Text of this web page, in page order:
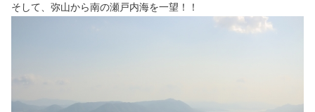
そして、弥山から南の瀬戸内海を一望！！